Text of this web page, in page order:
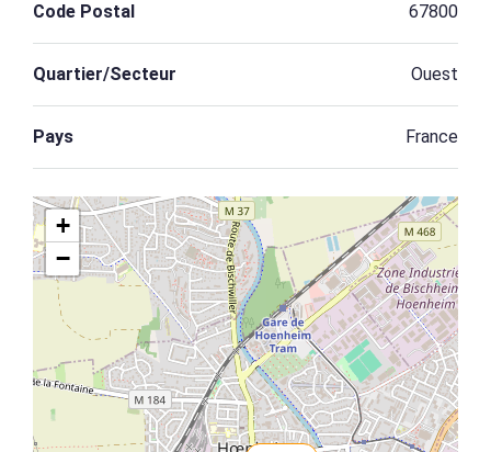
Code Postal 67800
Quartier/Secteur Ouest
Pays France
+
−